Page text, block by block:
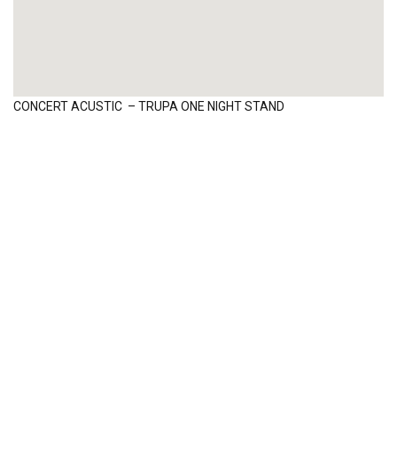
CONCERT ACUSTIC – TRUPA ONE NIGHT STAND